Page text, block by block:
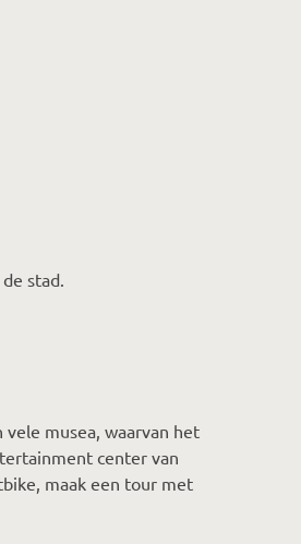
stad.
musea, waarvan het
center van
maak een tour met